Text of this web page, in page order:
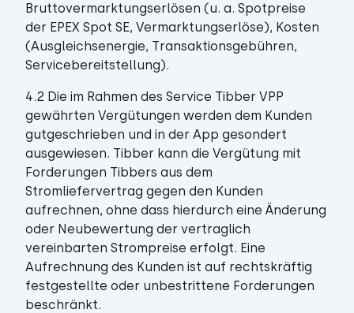
Bruttovermarktungserlösen (u. a. Spotpreise
der EPEX Spot SE, Vermarktungserlöse), Kosten
(Ausgleichsenergie, Transaktionsgebühren,
Servicebereitstellung).
4.2 Die im Rahmen des Service Tibber VPP
gewährten Vergütungen werden dem Kunden
gutgeschrieben und in der App gesondert
ausgewiesen. Tibber kann die Vergütung mit
Forderungen Tibbers aus dem
Stromliefervertrag gegen den Kunden
aufrechnen, ohne dass hierdurch eine Änderung
oder Neubewertung der vertraglich
vereinbarten Strompreise erfolgt. Eine
Aufrechnung des Kunden ist auf rechtskräftig
festgestellte oder unbestrittene Forderungen
beschränkt.